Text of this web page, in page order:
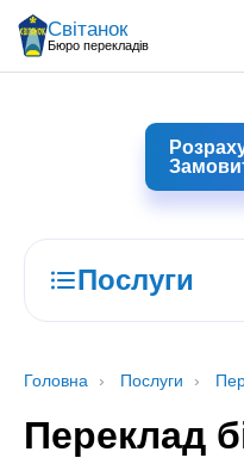
Світанок
Бюро перекладів
Послуги
Головна Послуги
Переклад